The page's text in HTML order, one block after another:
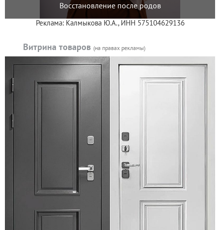
Восстановление после родов
Реклама: Калмыкова Ю.А., ИНН 575104629136
Витрина товаров (на правах рекламы)